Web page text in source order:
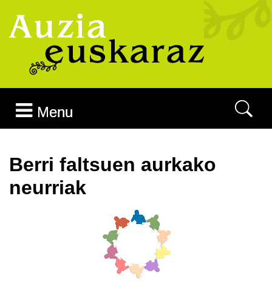
Menu
Berri faltsuen aurkako
neurriak